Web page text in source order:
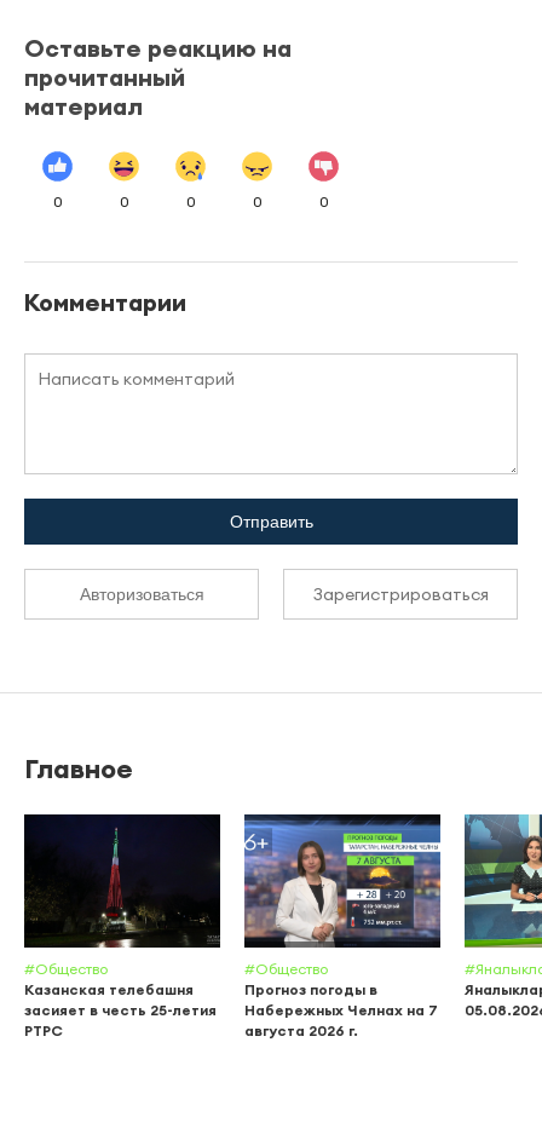
Оставьте реакцию на
прочитанный
материал
0 0 0 0 0
Комментарии
Отправить
Авторизоваться Зарегистрироваться
Главное
#Общество
Казанская телебашня
засияет в честь 25-летия
РТРС
#Общество
Прогноз погоды в
Набережных Челнах на 7
августа 2026 г.